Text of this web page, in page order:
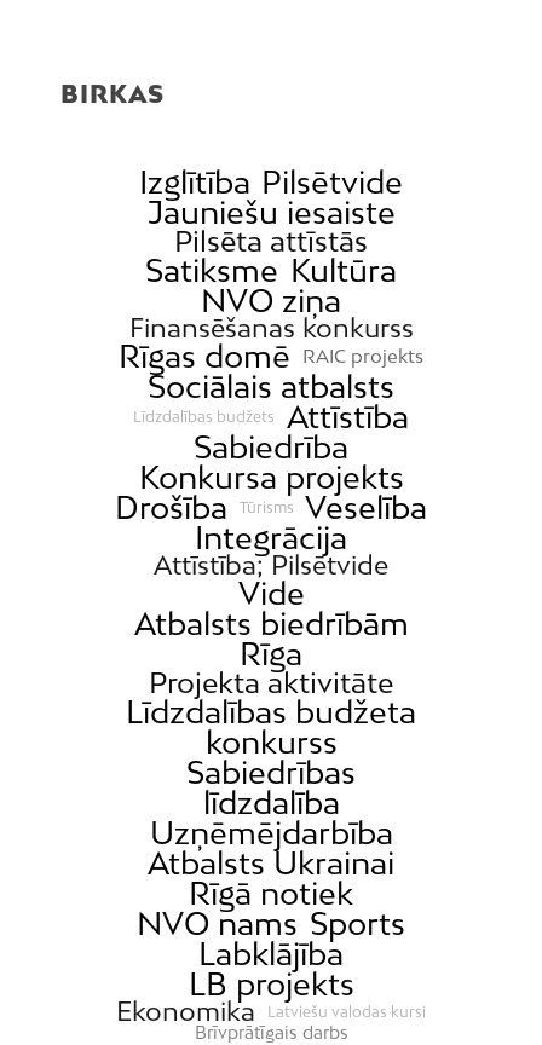
BIRKAS
Izglītība Pilsētvide
Jauniešu iesaiste
Pilsēta attīstās
Satiksme Kultūra
NVO ziņa
Finansēšanas konkurss
Rīgas domē RAIC projekts
Sociālais atbalsts
Līdzdalības budžets
Attīstība
Sabiedrība
Konkursa projekts
Drošība
Tūrisms
Veselība
Integrācija
Attīstība; Pilsētvide
Vide
Atbalsts biedrībām
Rīga
Projekta aktivitāte
Līdzdalības budžeta
konkurss
Sabiedrības
līdzdalība
Uzņēmējdarbība
Atbalsts Ukrainai
Rīgā notiek
NVO nams Sports
Labklājība
LB projekts
Ekonomika Latviešu valodas kursi
Brīvprātīgais darbs